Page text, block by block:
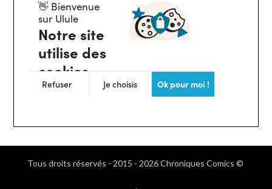
Tous droits réservés - 2015 - 2026 Chroniques Comics ©
.